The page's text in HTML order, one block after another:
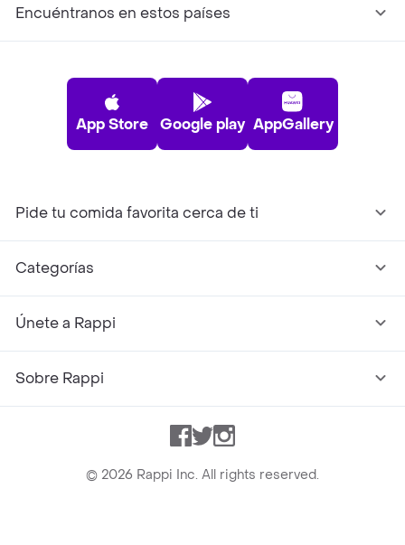
Encuéntranos en estos países
App Store Google play AppGallery
Pide tu comida favorita cerca de ti
Categorías
Únete a Rappi
Sobre Rappi
Facebook
TwitterInstagram
© 2026 Rappi Inc. All rights reserved.